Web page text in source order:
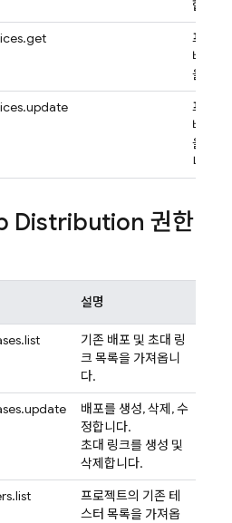
합니다.
프로젝
비스
을 가
프로젝
비스
을 업
니다.
Distribution 권한
설명
기존 배포 및 초대 링
크 목록을 가져옵니
다.
배포를 생성, 삭제, 수
정합니다.
초대 링크를 생성 및
삭제합니다.
프로젝트의 기존 테
스터 목록을 가져옵